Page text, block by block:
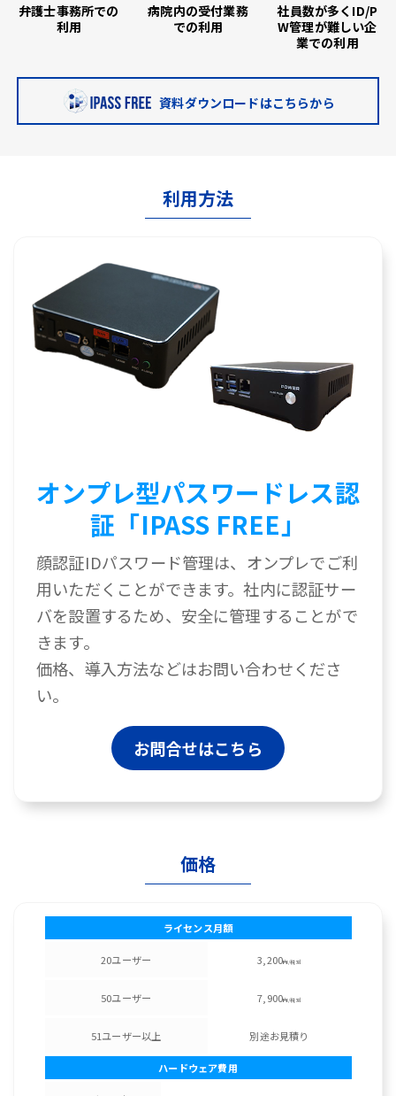
弁護士事務所での
利用
病院内の受付業務
での利用
社員数が多くID/P
W管理が難しい企
業での利用
資料ダウンロードはこちらから
利用方法
オンプレ型パスワードレス認
証「IPASS FREE」
顔認証IDパスワード管理は、オンプレでご利
用いただくことができます。社内に認証サー
バを設置するため、安全に管理することがで
きます。
価格、導入方法などはお問い合わせくださ
い。
お問合せはこちら
価格
ライセンス月額
20ユーザー 3,200円/税別
50ユーザー 7,900円/税別
51ユーザー以上 別途お見積り
ハードウェア費用